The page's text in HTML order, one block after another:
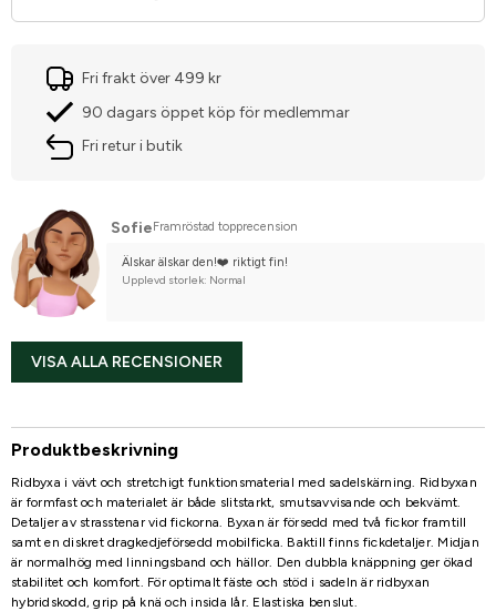
Fri frakt över 499 kr
90 dagars öppet köp för medlemmar
Fri retur i butik
Sofie Framröstad topprecension
Älskar älskar den!❤️ riktigt fin!
Upplevd storlek: Normal
VISA ALLA RECENSIONER
Produktbeskrivning
Ridbyxa i vävt och stretchigt funktionsmaterial med sadelskärning. Ridbyxan
är formfast och materialet är både slitstarkt, smutsavvisande och bekvämt.
Detaljer av strasstenar vid fickorna. Byxan är försedd med två fickor framtill
samt en diskret dragkedjeförsedd mobilficka. Baktill finns fickdetaljer. Midjan
är normalhög med linningsband och hällor. Den dubbla knäppning ger ökad
stabilitet och komfort. För optimalt fäste och stöd i sadeln är ridbyxan
hybridskodd, grip på knä och insida lår. Elastiska benslut.